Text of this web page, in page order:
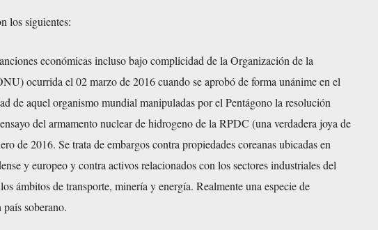
los siguientes:
económicas incluso bajo complicidad de la Organización de la
ocurrida el 02 marzo de 2016 cuando se aprobó de forma unánime en el
de aquel organismo mundial manipuladas por el Pentágono la resolución
del armamento nuclear de hidrogeno de la RPDC (una verdadera joya de
de 2016. Se trata de embargos contra propiedades coreanas ubicadas en
y europeo y contra activos relacionados con los sectores industriales del
ámbitos de transporte, minería y energía. Realmente una especie de
soberano.